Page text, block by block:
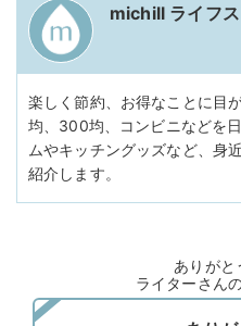
michill ライフ
楽しく節約、お得なことに目
均、300均、コンビニなどを
ムやキッチングッズなど、身
紹介します。
ありがと
ライターさん